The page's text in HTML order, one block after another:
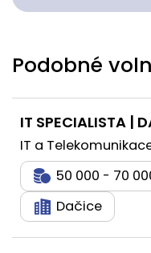
Podobné
IT SPECIALISTA |
IT a
50 000 - 70
Dačice